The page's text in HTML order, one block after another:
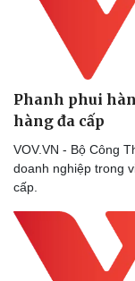
Thông tin doanh
Doanh nghiệp 24h
Doanh nhân
Vì cộng đồng
Phanh phui
hàng đa cấp
VOV.VN - Bộ Công
doanh nghiệp trong
cấp.